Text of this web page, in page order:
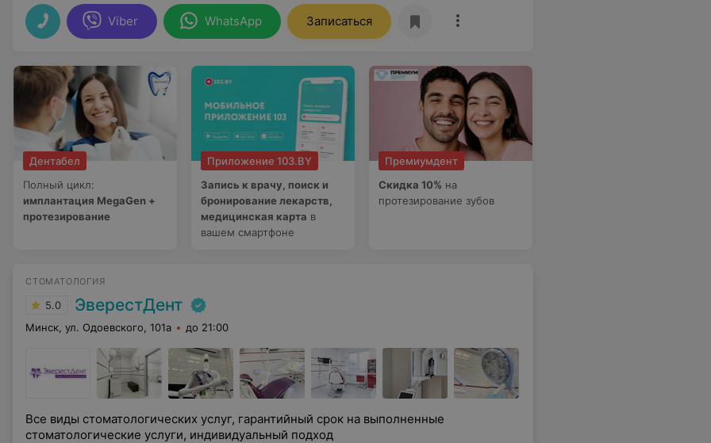
Viber WhatsApp Записаться
Дентабел
Полный цикл:
имплантация MegaGen +
протезирование
Приложение 103.BY
Запись к врачу, поиск и
бронирование лекарств,
медицинская карта в
вашем смартфоне
Премиумдент
Скидка 10% на
протезирование зубов
СТОМАТОЛОГИЯ
5.0 ЭверестДент
Минск, ул. Одоевского, 101а до 21:00
Все виды стоматологических услуг, гарантийный срок на выполненные
стоматологические услуги, индивидуальный подход